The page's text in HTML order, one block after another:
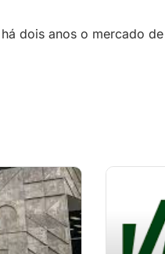
dois anos o mercado